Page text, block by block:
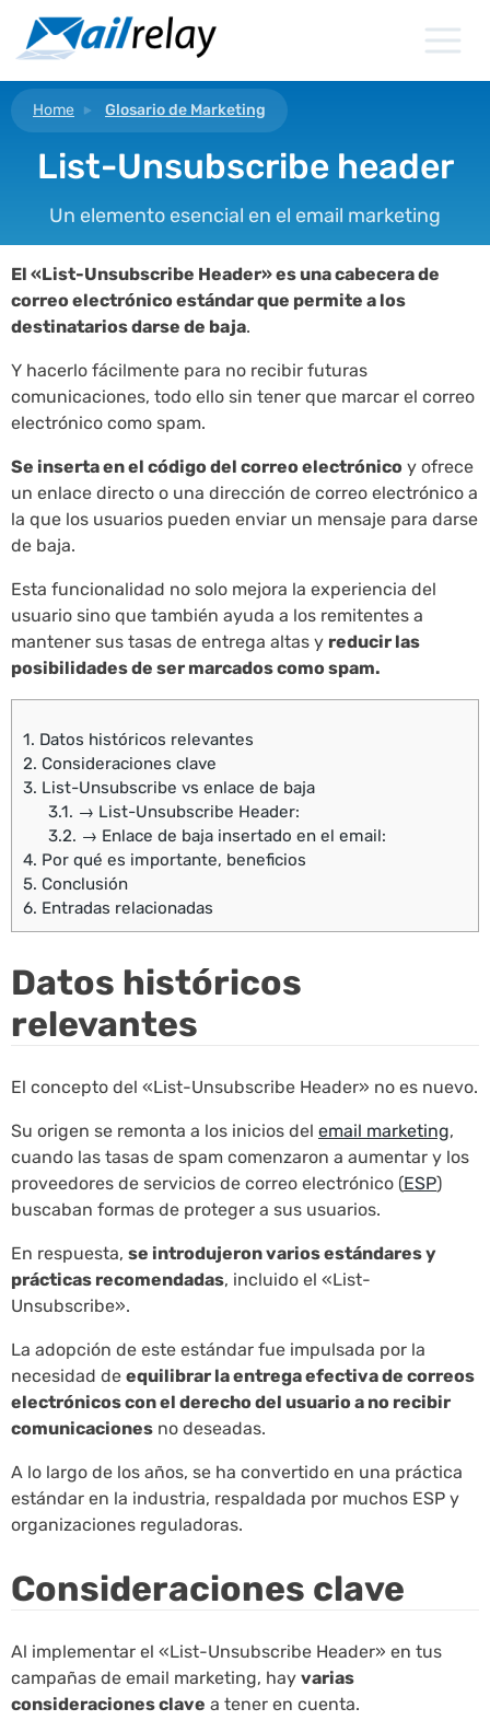
contenido
Home Glosario de Marketing
List-Unsubscribe header
Un elemento esencial en el email marketing
El «List-Unsubscribe Header» es una cabecera de
correo electrónico estándar que permite a los
destinatarios darse de baja.
Y hacerlo fácilmente para no recibir futuras
comunicaciones, todo ello sin tener que marcar el correo
electrónico como spam.
Se inserta en el código del correo electrónico y ofrece
un enlace directo o una dirección de correo electrónico a
la que los usuarios pueden enviar un mensaje para darse
de baja.
Esta funcionalidad no solo mejora la experiencia del
usuario sino que también ayuda a los remitentes a
mantener sus tasas de entrega altas y reducir las
posibilidades de ser marcados como spam.
1. Datos históricos relevantes
2. Consideraciones clave
3. List-Unsubscribe vs enlace de baja
3.1. → List-Unsubscribe Header:
3.2. → Enlace de baja insertado en el email:
4. Por qué es importante, beneficios
5. Conclusión
6. Entradas relacionadas
Datos históricos
relevantes
El concepto del «List-Unsubscribe Header» no es nuevo.
Su origen se remonta a los inicios del email marketing,
cuando las tasas de spam comenzaron a aumentar y los
proveedores de servicios de correo electrónico (ESP)
buscaban formas de proteger a sus usuarios.
En respuesta, se introdujeron varios estándares y
prácticas recomendadas, incluido el «List-
Unsubscribe».
La adopción de este estándar fue impulsada por la
necesidad de equilibrar la entrega efectiva de correos
electrónicos con el derecho del usuario a no recibir
comunicaciones no deseadas.
A lo largo de los años, se ha convertido en una práctica
estándar en la industria, respaldada por muchos ESP y
organizaciones reguladoras.
Consideraciones clave
Al implementar el «List-Unsubscribe Header» en tus
campañas de email marketing, hay varias
consideraciones clave a tener en cuenta.